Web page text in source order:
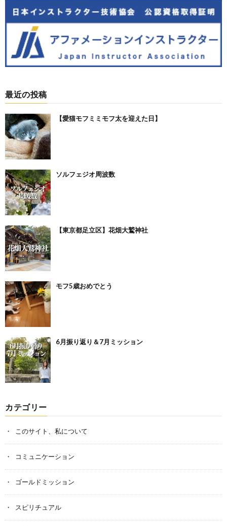
最近の投稿
【愛猫モフミミモフ太を迎えた日】⁡
ソルフェジオ周波数
【東京都足立区】花畑大鷲神社
モフ5歳おめでとう
6月振り返り＆7月ミッション
カテゴリー
このサイト、私について
コミュニケーション
ゴールドミッション
スピリチュアル